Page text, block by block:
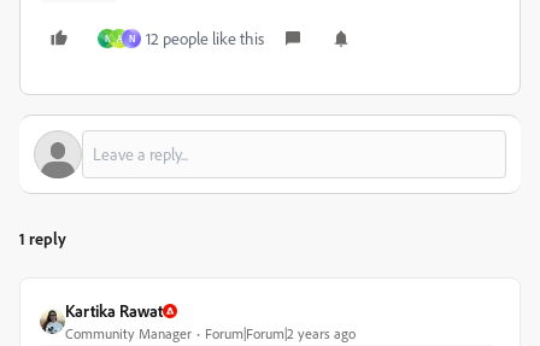
N A N 12 people like this
1 reply
Kartika Rawat
Community Manager Forum|Forum|2 years ago